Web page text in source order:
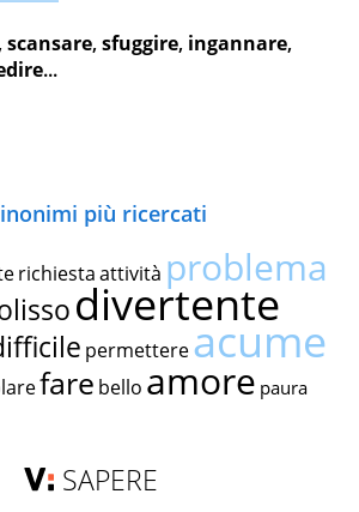
,scansare,sfuggire, ingannare,
...
più ricercati
richiestaattività problema
divertente
permettereacume
fare bello amore paura
SAPERE